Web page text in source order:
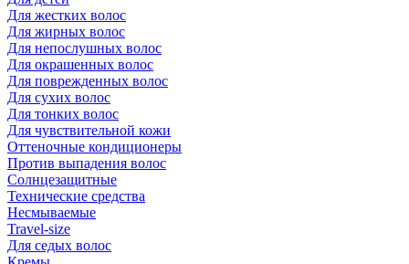
Для жестких волос
Для жирных волос
Для непослушных волос
Для окрашенных волос
Для поврежденных волос
Для сухих волос
Для тонких волос
Для чувствительной кожи
Оттеночные кондиционеры
Против выпадения волос
Солнцезащитные
Технические средства
Несмываемые
Travel-size
Для седых волос